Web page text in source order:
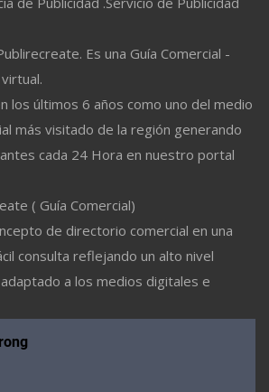
Es una Guía Comercial -
los últimos 6 años como uno del medio
más visitado de la región generando
cada 24 Hora en nuestro portal
( Guía Comercial)
de directorio comercial en una
consulta reflejando un alto nivel
a los medios digitales e